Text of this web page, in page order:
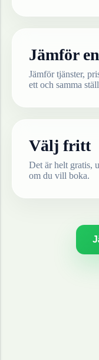
Jämför
Jämför tjänster,
ett och samma
Välj fritt
Det är helt gratis,
om du vill boka.